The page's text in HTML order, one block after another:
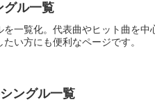
グル一覧
一覧化。代表曲やヒット曲を中
い方にも便利なページです。
ングル一覧